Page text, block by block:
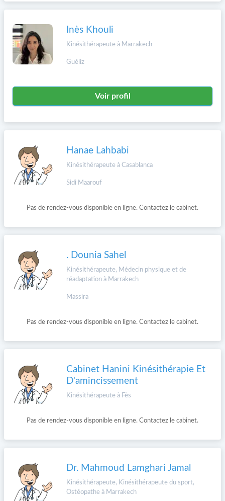
Inès Khouli
Kinésithérapeute à Marrakech
Guéliz
Voir profil
Hanae Lahbabi
Kinésithérapeute à Casablanca
Sidi Maarouf
Pas de rendez-vous disponible en ligne. Contactez le cabinet.
. Dounia Sahel
Kinésithérapeute, Médecin physique et de
réadaptation à Marrakech
Massira
Pas de rendez-vous disponible en ligne. Contactez le cabinet.
Cabinet Hanini Kinésithérapie Et
D'amincissement
Kinésithérapeute à Fès
Pas de rendez-vous disponible en ligne. Contactez le cabinet.
Dr. Mahmoud Lamghari Jamal
Kinésithérapeute, Kinésithérapeute du sport,
Ostéopathe à Marrakech